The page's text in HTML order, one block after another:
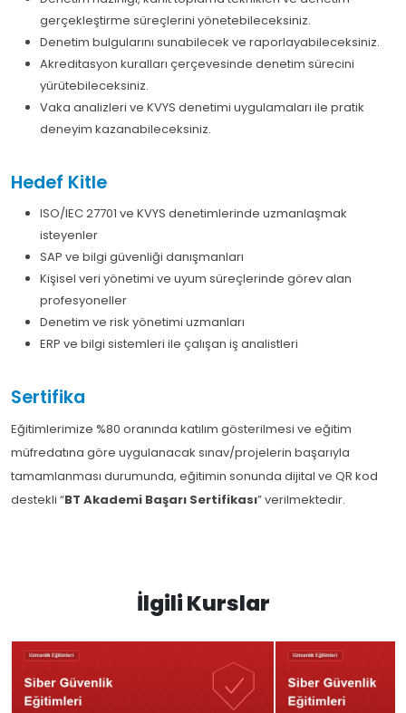
gerçekleştirme süreçlerini yönetebileceksiniz.
Denetim bulgularını sunabilecek ve raporlayabileceksiniz.
Akreditasyon kuralları çerçevesinde denetim sürecini
yürütebileceksiniz.
Vaka analizleri ve KVYS denetimi uygulamaları ile pratik
deneyim kazanabileceksiniz.
Hedef Kitle
ISO/IEC 27701 ve KVYS denetimlerinde uzmanlaşmak
isteyenler
SAP ve bilgi güvenliği danışmanları
Kişisel veri yönetimi ve uyum süreçlerinde görev alan
profesyoneller
Denetim ve risk yönetimi uzmanları
ERP ve bilgi sistemleri ile çalışan iş analistleri
Sertifika
Eğitimlerimize %80 oranında katılım gösterilmesi ve eğitim
müfredatına göre uygulanacak sınav/projelerin başarıyla
tamamlanması durumunda, eğitimin sonunda dijital ve QR kod
destekli “BT Akademi Başarı Sertifikası” verilmektedir.
İlgili Kurslar